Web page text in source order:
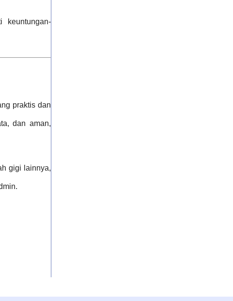
praktis dan
dan aman,
gigi lainnya,